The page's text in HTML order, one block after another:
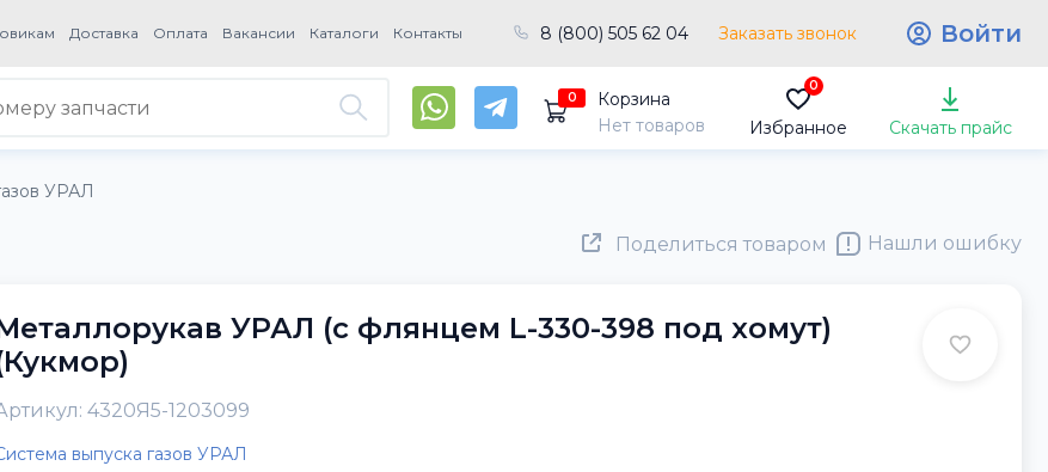
Доставка Оплата Вакансии Каталоги Контакты 8 (800) 505 62 04 Заказать звонок Войти
0
Корзина
Нет товаров
0
Избранное Скачать прайс
УРАЛ
Поделиться товаром Нашли ошибку
УРАЛ (с флянцем L-330-398 под хомут)
4320Я5-1203099
выпуска газов УРАЛ